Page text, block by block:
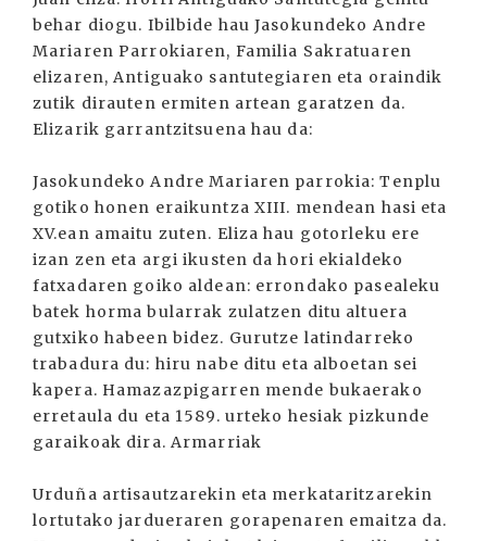
behar diogu. Ibilbide hau Jasokundeko Andre
Mariaren Parrokiaren, Familia Sakratuaren
elizaren, Antiguako santutegiaren eta oraindik
zutik dirauten ermiten artean garatzen da.
Elizarik garrantzitsuena hau da:
Jasokundeko Andre Mariaren parrokia: Tenplu
gotiko honen eraikuntza XIII. mendean hasi eta
XV.ean amaitu zuten. Eliza hau gotorleku ere
izan zen eta argi ikusten da hori ekialdeko
fatxadaren goiko aldean: errondako pasealeku
batek horma bularrak zulatzen ditu altuera
gutxiko habeen bidez. Gurutze latindarreko
trabadura du: hiru nabe ditu eta alboetan sei
kapera. Hamazazpigarren mende bukaerako
erretaula du eta 1589. urteko hesiak pizkunde
garaikoak dira. Armarriak
Urduña artisautzarekin eta merkataritzarekin
lortutako jardueraren gorapenaren emaitza da.